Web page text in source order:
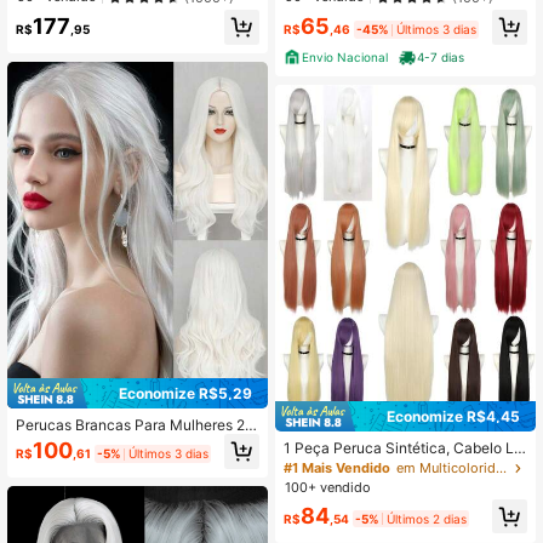
pa Completa, Fibra Resistente Ao C
R$177,95
Economize R$5,29
Perucas Brancas Para Mulheres 26
Polegadas Perucas Brancas Longa
s Perucas Sintéticas Com Parte Inte
das Naturais Para Uso Diário, Festa
De Halloween E Cosplay
R$100,61 -5% Últimos 3 dias
R$65 ,46 -45% Últimos 3 dias
Envio Nacional
4-7 dias
Economize R$4,45
1 Peça Peruca Sintética, Cabelo Lo
ngo Liso, 97cm/38,2 polegadas, Mul
ticor, Resistente ao Calor, Adequad
#1 Mais Vendido
em Multicolorido Perucas de Cosplay
100+ vendido
R$84 ,54 -5% Últimos 2 dias